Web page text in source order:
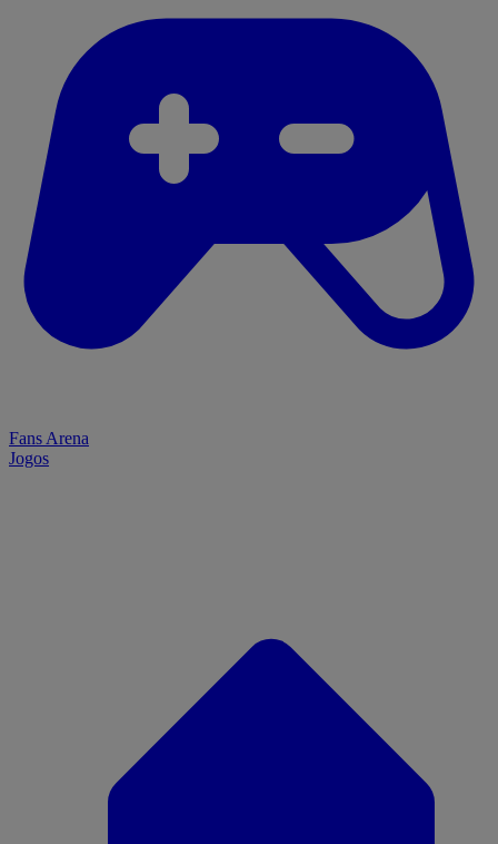
Fans Arena
Jogos